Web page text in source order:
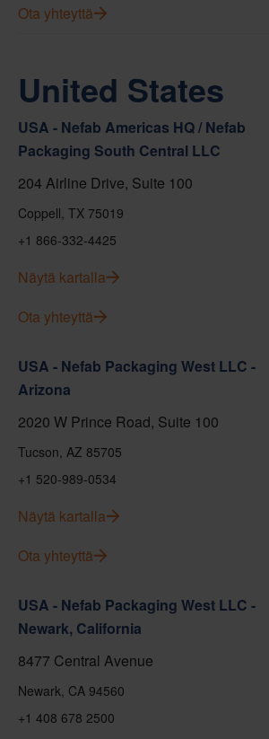
Ota yhteyttä
United States
USA - Nefab Americas HQ / Nefab
Packaging South Central LLC
204 Airline Drive, Suite 100
Coppell, TX 75019
+1 866-332-4425
Näytä kartalla
Ota yhteyttä
USA - Nefab Packaging West LLC -
Arizona
2020 W Prince Road, Suite 100
Tucson, AZ 85705
+1 520-989-0534
Näytä kartalla
Ota yhteyttä
USA - Nefab Packaging West LLC -
Newark, California
8477 Central Avenue
Newark, CA 94560
+1 408 678 2500